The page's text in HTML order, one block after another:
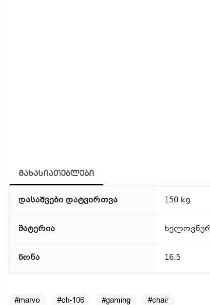
მახასიათებლები
დასაშვები დატვირთვა 150 kg
მატერია
წონა 16.5
#marvo #ch-106 #gaming #chair